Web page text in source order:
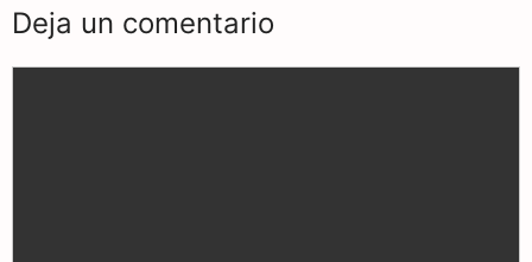
Deja un comentario